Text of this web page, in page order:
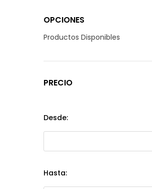
OPCIONES
Productos Disponibles
PRECIO
Desde:
Hasta: